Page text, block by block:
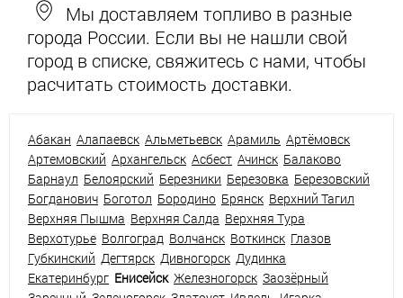
Мы доставляем топливо в разные
города России. Если вы не нашли свой
город в списке, свяжитесь с нами, чтобы
расчитать стоимость доставки.
Абакан Алапаевск Альметьевск Арамиль Артёмовск
Артемовский Архангельск Асбест Ачинск Балаково
Барнаул Белоярский Березники Березовка Березовский
Богданович Боготол Бородино Брянск Верхний Тагил
Верхняя Пышма Верхняя Салда Верхняя Тура
Верхотурье Волгоград Волчанск Воткинск Глазов
Губкинский Дегтярск Дивногорск Дудинка
Екатеринбург Енисейск Железногорск Заозёрный